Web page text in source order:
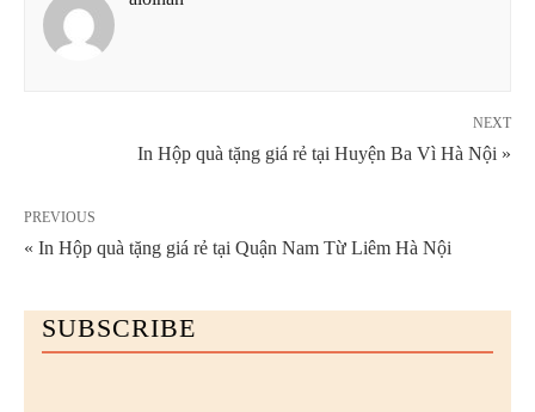
NEXT
In Hộp quà tặng giá rẻ tại Huyện Ba Vì Hà Nội »
PREVIOUS
« In Hộp quà tặng giá rẻ tại Quận Nam Từ Liêm Hà Nội
SUBSCRIBE